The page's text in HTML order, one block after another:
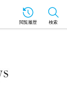
閲覧履歴 検索